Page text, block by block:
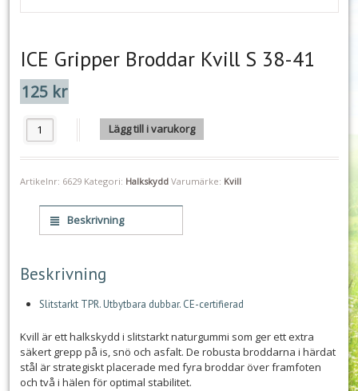
ICE Gripper Broddar Kvill S 38-41
125 kr
ICE Gripper Broddar Kvill S 38-41 mängd
Lägg till i varukorg
Artikelnr: 6629 Kategori: Halkskydd Varumärke: Kvill
Beskrivning
Beskrivning
Slitstarkt TPR. Utbytbara dubbar. CE-certifierad
Kvill är ett halkskydd i slitstarkt naturgummi som ger ett extra
säkert grepp på is, snö och asfalt. De robusta broddarna i härdat
stål är strategiskt placerade med fyra broddar över framfoten
och två i hälen för optimal stabilitet.